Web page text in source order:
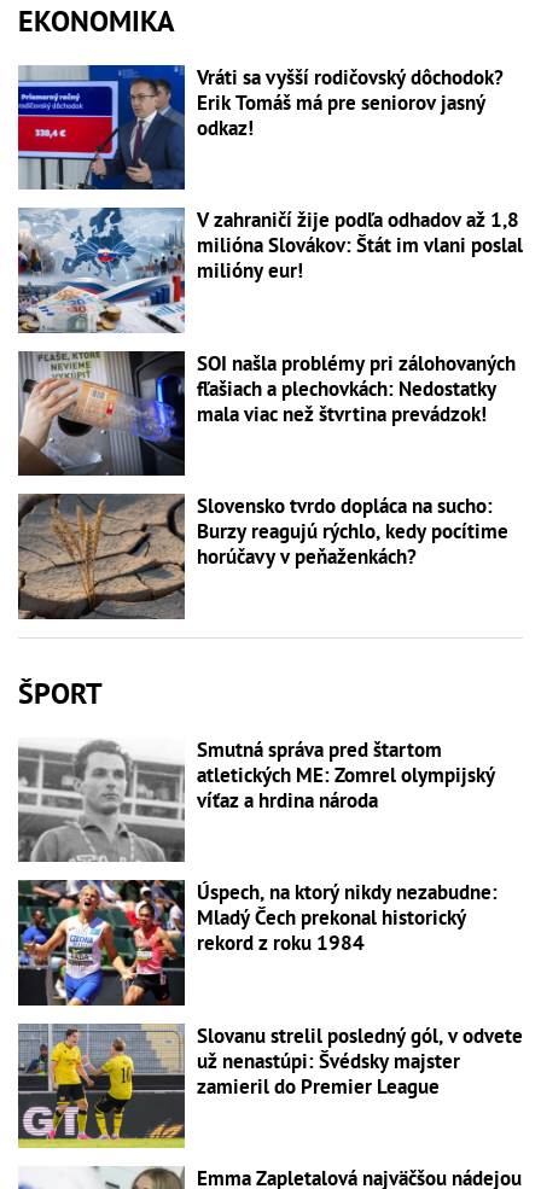
EKONOMIKA
Vráti sa vyšší rodičovský dôchodok?
Erik Tomáš má pre seniorov jasný
odkaz!
V zahraničí žije podľa odhadov až 1,8
milióna Slovákov: Štát im vlani poslal
milióny eur!
SOI našla problémy pri zálohovaných
fľašiach a plechovkách: Nedostatky
mala viac než štvrtina prevádzok!
Slovensko tvrdo dopláca na sucho:
Burzy reagujú rýchlo, kedy pocítime
horúčavy v peňaženkách?
ŠPORT
Smutná správa pred štartom
atletických ME: Zomrel olympijský
víťaz a hrdina národa
Úspech, na ktorý nikdy nezabudne:
Mladý Čech prekonal historický
rekord z roku 1984
Slovanu strelil posledný gól, v odvete
už nenastúpi: Švédsky majster
zamieril do Premier League
Emma Zapletalová najväčšou nádejou